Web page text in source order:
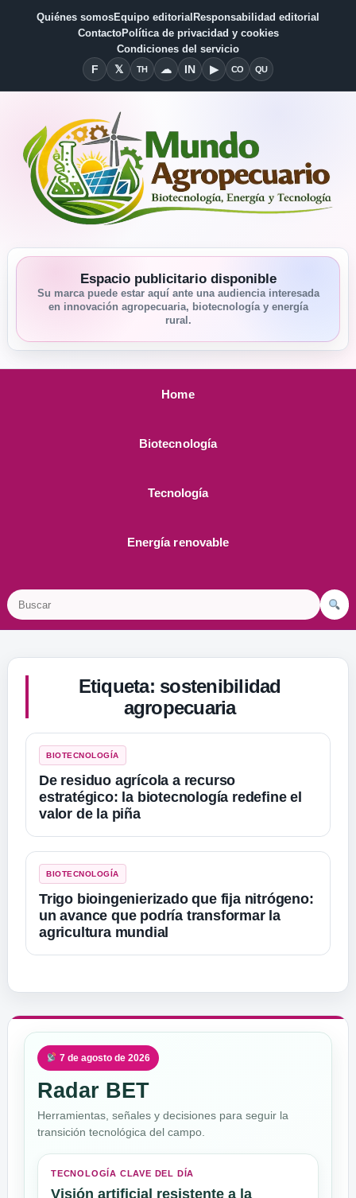
Quiénes somosEquipo editorial Responsabilidad editorial
ContactoPolítica de privacidad y cookies
Condiciones del servicio
FFacebook
𝕏
X THThreads
☁Bluesky
INLinkedin
▶YouTube
COCondiciones del Servicio
QUQuiénes somos
Espacio publicitario disponible
Su marca puede estar aquí ante una audiencia interesada
en innovación agropecuaria, biotecnología y energía
rural.
Home
Biotecnología
Tecnología
Energía renovable
Etiqueta: sostenibilidad
agropecuaria
BIOTECNOLOGÍA
De residuo agrícola a recurso
estratégico: la biotecnología redefine el
valor de la piña
BIOTECNOLOGÍA
Trigo bioingenierizado que fija nitrógeno:
un avance que podría transformar la
agricultura mundial
7 de agosto de 2026
Radar BET
Herramientas, señales y decisiones para seguir la
transición tecnológica del campo.
TECNOLOGÍA CLAVE DEL DÍA
Visión artificial resistente a la